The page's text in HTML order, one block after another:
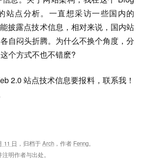
站点分析。一直想采访一些国内的
披露点技术信息，相对来说，国内站
自闷头折腾。为什么不换个角度，分
个方式不也不错麽?
2.0 站点技术信息要报料，联系我！
11 日 ，归档于Arch ，作者 Fenng。
明作者与出处。